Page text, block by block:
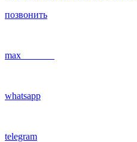
позвонить
max
whatsapp
telegram